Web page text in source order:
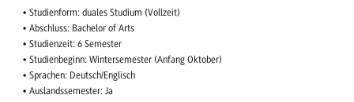
• Studienform: duales Studium (Vollzeit)
• Abschluss: Bachelor of Arts
• Studienzeit: 6 Semester
• Studienbeginn: Wintersemester (Anfang Oktober)
• Sprachen: Deutsch/Englisch
• Auslandssemester: Ja